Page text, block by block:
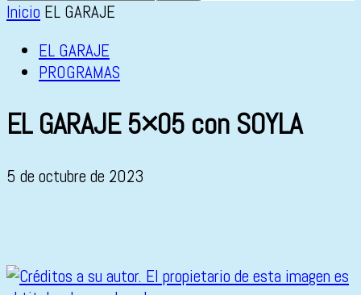
Inicio EL GARAJE
EL GARAJE
PROGRAMAS
EL GARAJE 5×05 con SOYLA
5 de octubre de 2023